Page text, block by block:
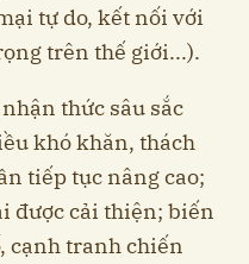
tự do, kết nối với
trên thế giới...).
thức sâu sắc
khó khăn, thách
tiếp tục nâng cao;
được cải thiện; biến
cạnh tranh chiến